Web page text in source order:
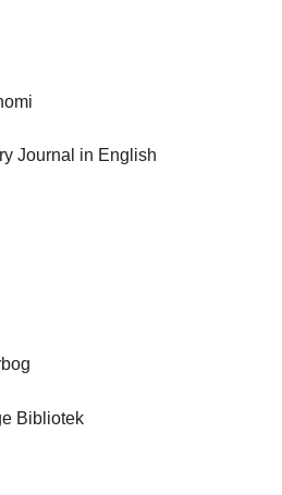
Journal in English
Bibliotek